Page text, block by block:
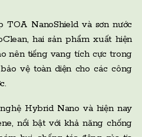
TOA NanoShield và sơn nước
hai sản phẩm xuất hiện
nên tiếng vang tích cực trong
vệ toàn diện cho các công
Hybrid Nano và hiện nay
nổi bật với khả năng chống